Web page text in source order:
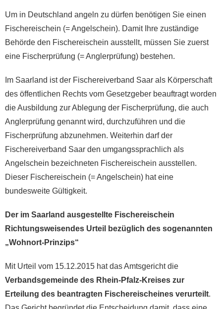
Um in Deutschland angeln zu dürfen benötigen Sie einen
Fischereischein (= Angelschein). Damit Ihre zuständige
Behörde den Fischereischein ausstellt, müssen Sie zuerst
eine Fischerprüfung (= Anglerprüfung) bestehen.
Im Saarland ist der Fischereiverband Saar als Körperschaft
des öffentlichen Rechts vom Gesetzgeber beauftragt worden
die Ausbildung zur Ablegung der Fischerprüfung, die auch
Anglerprüfung genannt wird, durchzuführen und die
Fischerprüfung abzunehmen. Weiterhin darf der
Fischereiverband Saar den umgangssprachlich als
Angelschein bezeichneten Fischereischein ausstellen.
Dieser Fischereischein (= Angelschein) hat eine
bundesweite Gültigkeit.
Der im Saarland ausgestellte Fischereischein
Richtungsweisendes Urteil bezüglich des sogenannten
„Wohnort-Prinzips“
Mit Urteil vom 15.12.2015 hat das Amtsgericht die
Verbandsgemeinde des Rhein-Pfalz-Kreises zur
Erteilung des beantragten Fischereischeines verurteilt.